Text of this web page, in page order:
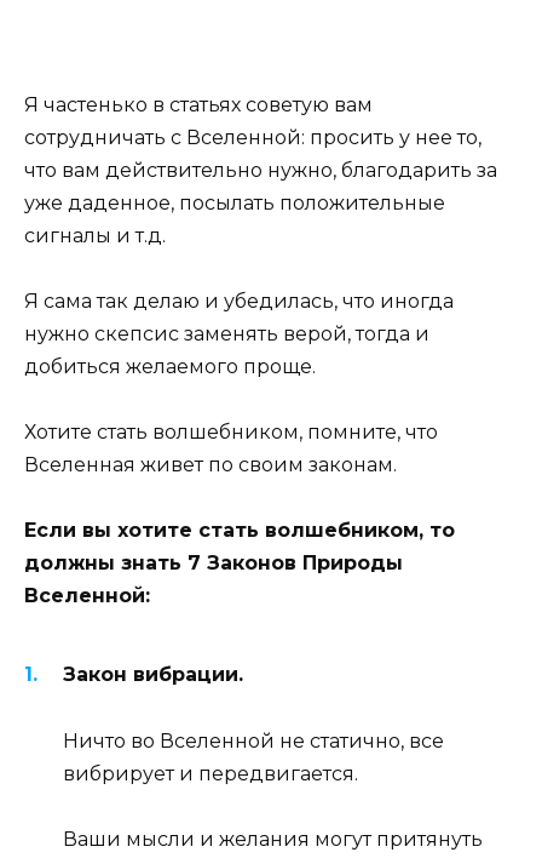
Я частенько в статьях советую вам
сотрудничать с Вселенной: просить у нее то,
что вам действительно нужно, благодарить за
уже даденное, посылать положительные
сигналы и т.д.
Я сама так делаю и убедилась, что иногда
нужно скепсис заменять верой, тогда и
добиться желаемого проще.
Хотите стать волшебником, помните, что
Вселенная живет по своим законам.
Если вы хотите стать волшебником, то
должны знать 7 Законов Природы
Вселенной:
Закон вибрации.
Ничто во Вселенной не статично, все
вибрирует и передвигается.
Ваши мысли и желания могут притянуть